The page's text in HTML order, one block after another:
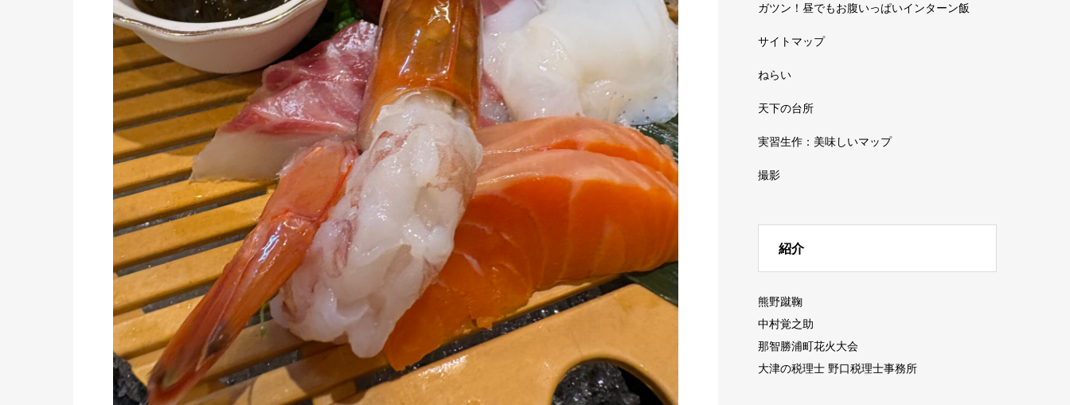
ガツン！昼でもお腹いっぱいインターン飯
サイトマップ
ねらい
天下の台所
実習生作：美味しいマップ
撮影
紹介
熊野蹴鞠
中村覚之助
那智勝浦町花火大会
大津の税理士 野口税理士事務所